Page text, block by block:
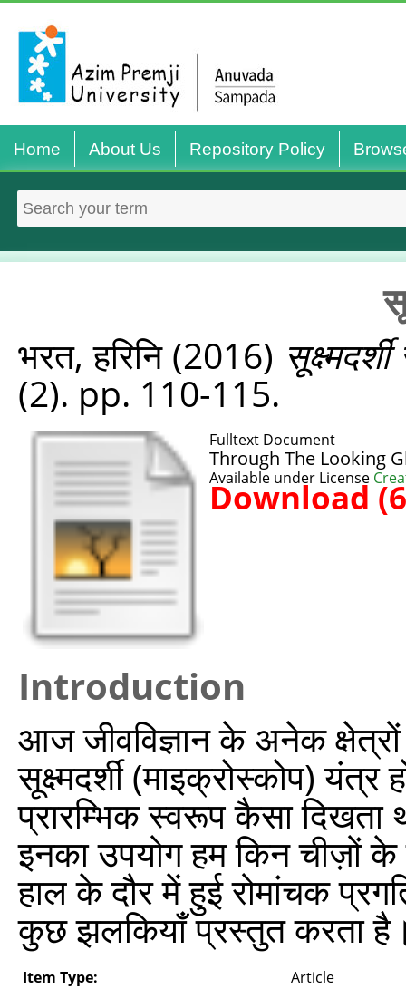
Home About Us Repository Policy
भरत, हरिनि(2016)
(2). pp. 110-115.
Fulltext Document
Through The Looking
Available under License
Download
Introduction
आज जीवविज्ञान के अनेक
सूक्ष्मदर्शी (माइक्रोस्कोप)
प्रारम्भिक स्वरूप कैसा
इनका उपयोग हम किन चीज़ों
हाल के दौर में हुई रोमांचक
कुछ झलकियाँ प्रस्तुत करता
Item Type:
Article